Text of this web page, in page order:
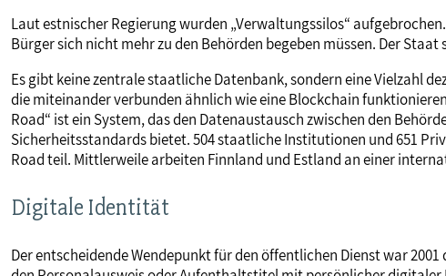
Laut estnischer Regierung wurden „Verwaltungssilos“
Bürger sich nicht mehr zu den Behörden begeben müssen. Der
Es gibt keine zentrale staatliche Datenbank, sondern eine Vielzahl
die miteinander verbunden ähnlich wie eine Blockchain
Road“ ist ein System, das den Datenaustausch zwischen den
Sicherheitsstandards bietet. 504 staatliche Institutionen und 651
Road teil. Mittlerweile arbeiten Finnland und Estland an einer
Digitale Identität
Der entscheidende Wendepunkt für den öffentlichen Dienst war